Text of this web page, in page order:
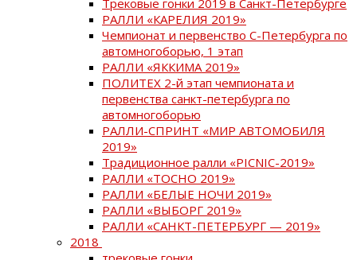
РАЛЛИ «КАРЕЛИЯ 2019»
Чемпионат и первенство С-Петербурга по
автомногоборью, 1 этап
РАЛЛИ «ЯККИМА 2019»
ПОЛИТЕХ 2-й этап чемпионата и
первенства санкт-петербурга по
автомногоборью
РАЛЛИ-СПРИНТ «МИР АВТОМОБИЛЯ
2019»
Традиционное ралли «PICNIC-2019»
РАЛЛИ «ТОСНО 2019»
РАЛЛИ «БЕЛЫЕ НОЧИ 2019»
РАЛЛИ «ВЫБОРГ 2019»
РАЛЛИ «САНКТ-ПЕТЕРБУРГ — 2019»
2018